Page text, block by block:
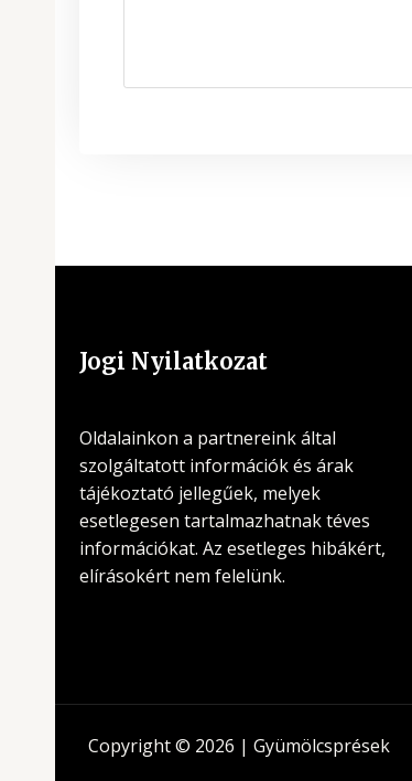
Jogi Nyilatkozat
Oldalainkon a partnereink által
szolgáltatott információk és árak
tájékoztató jellegűek, melyek
esetlegesen tartalmazhatnak téves
információkat. Az esetleges hibákért,
elírásokért nem felelünk.
Copyright © 2026 | Gyümölcsprések